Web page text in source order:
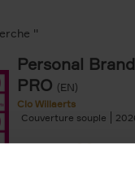
''
Personal
PRO (EN)
Clo Willaerts
Couverture souple
€34,99